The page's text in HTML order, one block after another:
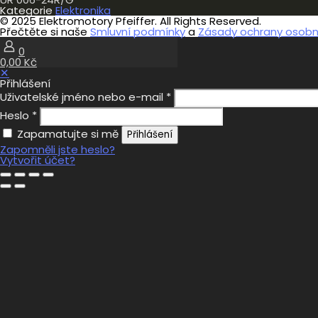
Kategorie Elektronika
© 2025 Elektromotory Pfeiffer. All Rights Reserved.
Přečtěte si naše Smluvní podmínkya Zásady ochrany
0
0,00 Kč
✕
Přihlášení
Uživatelské jméno nebo e-mail *
Heslo *
Zapamatujte si mě
Přihlášení
Zapomněli jste heslo?
Vytvořit účet?